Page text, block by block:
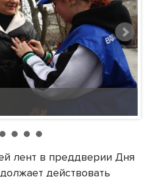
лент в преддверии Дня
действовать